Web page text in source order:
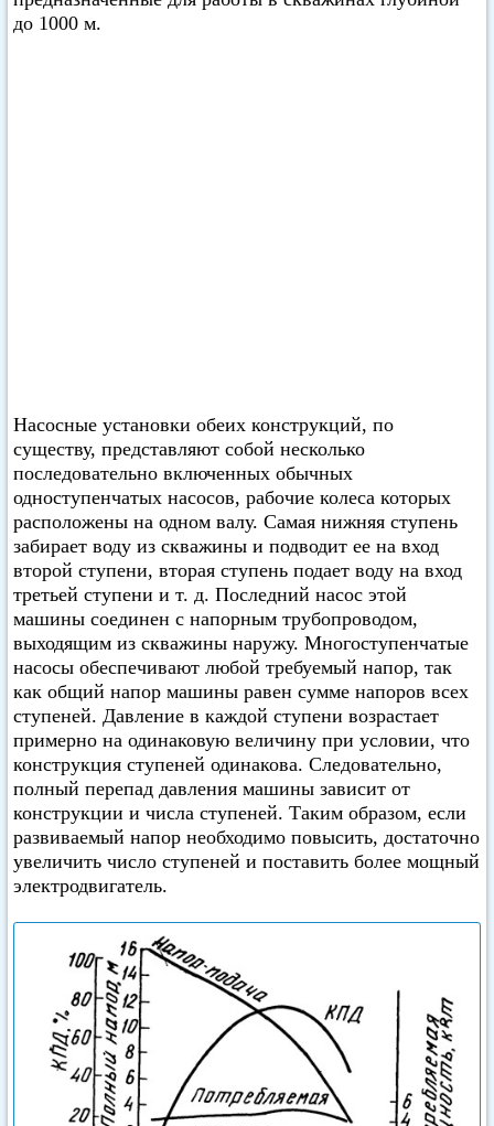
до 1000 м.
Насосные установки обеих конструкций, по
существу, представляют собой несколько
последовательно включенных обычных
одноступенчатых насосов, рабочие колеса которых
расположены на одном валу. Самая нижняя ступень
забирает воду из скважины и подводит ее на вход
второй ступени, вторая ступень подает воду на вход
третьей ступени и т. д. Последний насос этой
машины соединен с напорным трубопроводом,
выходящим из скважины наружу. Многоступенчатые
насосы обеспечивают любой требуемый напор, так
как общий напор машины равен сумме напоров всех
ступеней. Давление в каждой ступени возрастает
примерно на одинаковую величину при условии, что
конструкция ступеней одинакова. Следовательно,
полный перепад давления машины зависит от
конструкции и числа ступеней. Таким образом, если
развиваемый напор необходимо повысить, достаточно
увеличить число ступеней и поставить более мощный
электродвигатель.